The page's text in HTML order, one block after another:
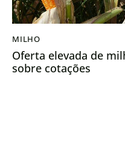
MILHO
Oferta elevada de
sobre cotações